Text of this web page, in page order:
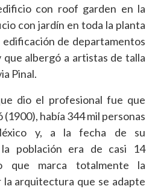
con roof garden en la
con jardín en toda la planta
edificación de departamentos
que albergó a artistas de talla
Pinal.
dio el profesional fue que
(1900), había 344 mil personas
y, a la fecha de su
población era de casi 14
que marca totalmente la
arquitectura que se adapte